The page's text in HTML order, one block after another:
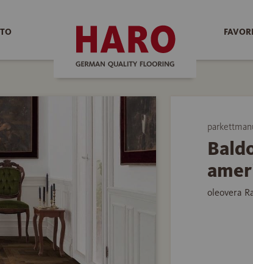
oleovera